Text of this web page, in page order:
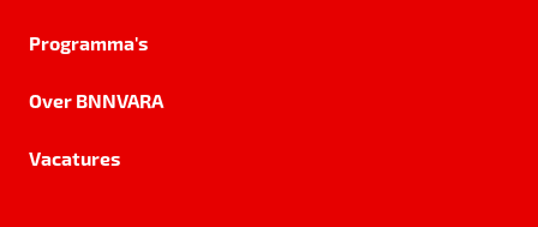
Programma's
Over BNNVARA
Vacatures